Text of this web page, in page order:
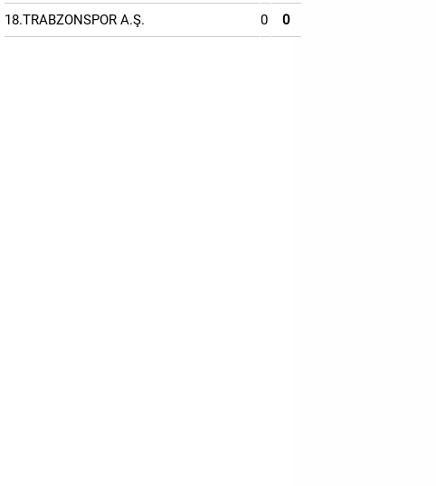
18.TRABZONSPOR A.Ş. 0 0